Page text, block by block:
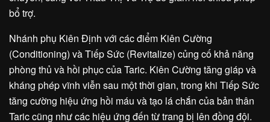
bổ trợ.
Nhánh phụ Kiên Định với các điểm Kiên Cường
(Conditioning) và Tiếp Sức (Revitalize) củng cố khả năng
phòng thủ và hồi phục của Taric. Kiên Cường tăng giáp và
kháng phép vĩnh viễn sau một thời gian, trong khi Tiếp Sức
tăng cường hiệu ứng hồi máu và tạo lá chắn của bản thân
Taric cũng như các hiệu ứng đến từ trang bị lên đồng đội.